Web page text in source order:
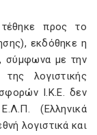
προς το
εκδόθηκε η
σύμφωνα με την
λογιστικής
Ι.Κ.Ε. δεν
(Ελληνικά
λογιστικά και